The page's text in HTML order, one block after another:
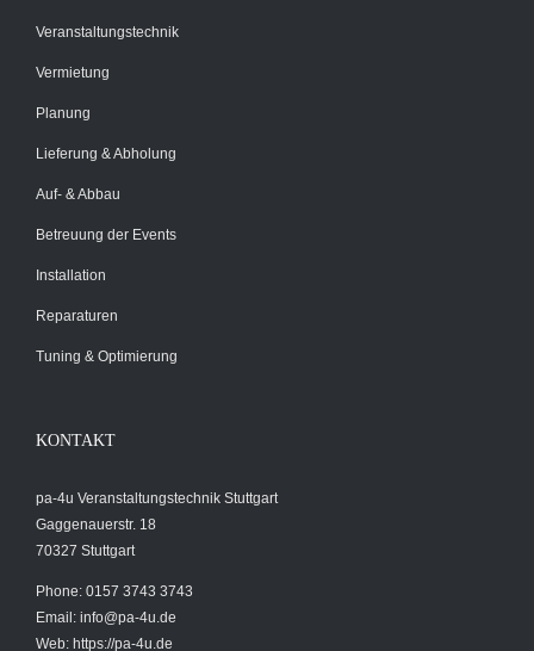
Veranstaltungstechnik
Vermietung
Planung
Lieferung & Abholung
Auf- & Abbau
Betreuung der Events
Installation
Reparaturen
Tuning & Optimierung
KONTAKT
pa-4u Veranstaltungstechnik Stuttgart
Gaggenauerstr. 18
70327 Stuttgart
Phone: 0157 3743 3743
Email: info@pa-4u.de
Web: https://pa-4u.de